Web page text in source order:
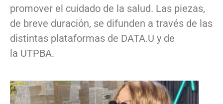
promover el cuidado de la salud. Las piezas,
de breve duración, se difunden a través de las
distintas plataformas de DATA.U y de
la UTPBA.